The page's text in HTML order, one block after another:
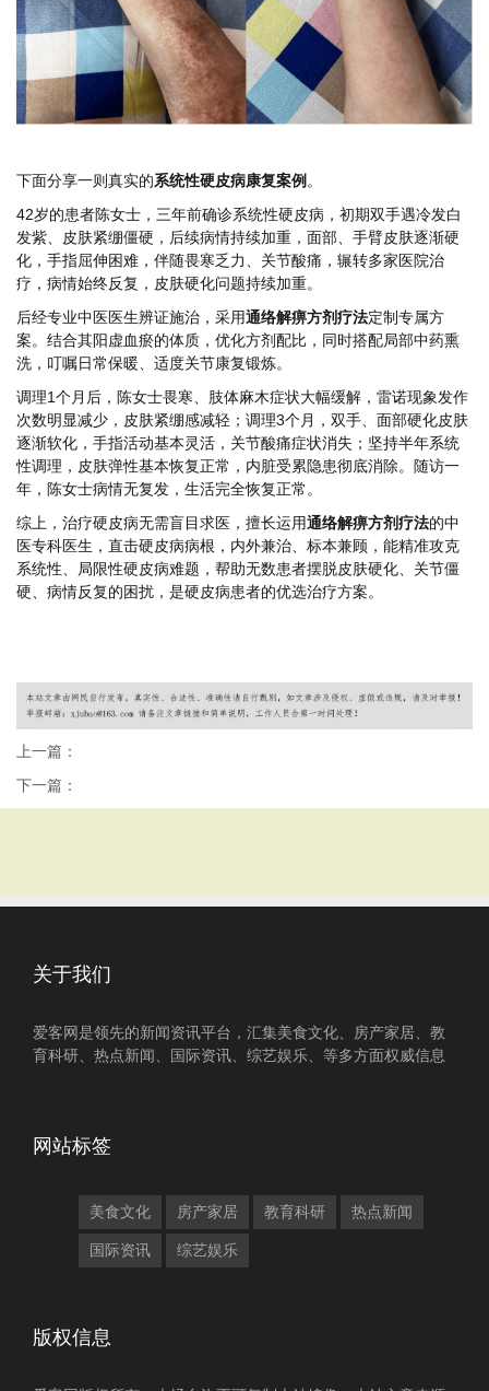
下面分享一则真实的系统性硬皮病康复案例 。
42岁的患者陈女士，三年前确诊系统性硬皮病，初期双手遇冷发白
发紫、皮肤紧绷僵硬，后续病情持续加重，面部、手臂皮肤逐渐硬
化，手指屈伸困难，伴随畏寒乏力、关节酸痛，辗转多家医院治
疗，病情始终反复，皮肤硬化问题持续加重。
后经专业中医医生辨证施治，采用通络解痹方剂疗法定制专属方
案。结合其阳虚血瘀的体质，优化方剂配比，同时搭配局部中药熏
洗，叮嘱日常保暖、适度关节康复锻炼。
调理1个月后，陈女士畏寒、肢体麻木症状大幅缓解，雷诺现象发作
次数明显减少，皮肤紧绷感减轻；调理3个月，双手、面部硬化皮肤
逐渐软化，手指活动基本灵活，关节酸痛症状消失；坚持半年系统
性调理，皮肤弹性基本恢复正常，内脏受累隐患彻底消除。随访一
年，陈女士病情无复发，生活完全恢复正常。
综上，治疗硬皮病无需盲目求医，擅长运用通络解痹方剂疗法的中
医专科医生，直击硬皮病病根，内外兼治、标本兼顾，能精准攻克
系统性、局限性硬皮病难题，帮助无数患者摆脱皮肤硬化、关节僵
硬、病情反复的困扰，是硬皮病患者的优选治疗方案。
上一篇：
下一篇：
关于我们
爱客网是领先的新闻资讯平台，汇集美食文化、房产家居、教
育科研、热点新闻、国际资讯、综艺娱乐、等多方面权威信息
网站标签
美食文化 房产家居 教育科研 热点新闻
国际资讯 综艺娱乐
版权信息